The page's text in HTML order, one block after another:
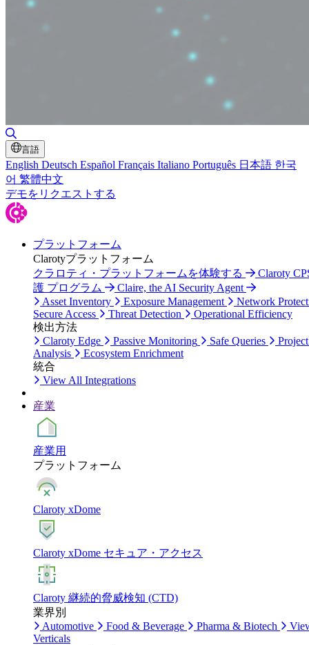
言語
English Deutsch Español Français Italiano Português 日本語 한국
어 繁體中文
デモをリクエストする
プラットフォーム
Clarotyプラットフォーム
クラロティ・プラットフォームを体験する
Claroty
護 プログラム
Claire, the AI Security Agent
Asset Inventory
Exposure Management
Network
Secure Access
Threat Detection
Operational Efficiency
検出方法
Claroty Edge
Passive Monitoring Safe Queries
Analysis
Ecosystem Enrichment
統合
View All Integrations
産業
産業用
プラットフォーム
Claroty xDome
Claroty xDome セキュア・アクセス
Claroty 継続的脅威検知 (CTD)
業界別
Automotive
Food & Beverage Pharma & Biotech
Verticals